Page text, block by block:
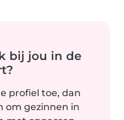
bij jou in de
profiel toe, dan
om gezinnen in